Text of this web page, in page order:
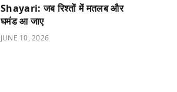
Shayari: जब रिश्तों में मतलब और
घमंड आ जाए
JUNE 10, 2026